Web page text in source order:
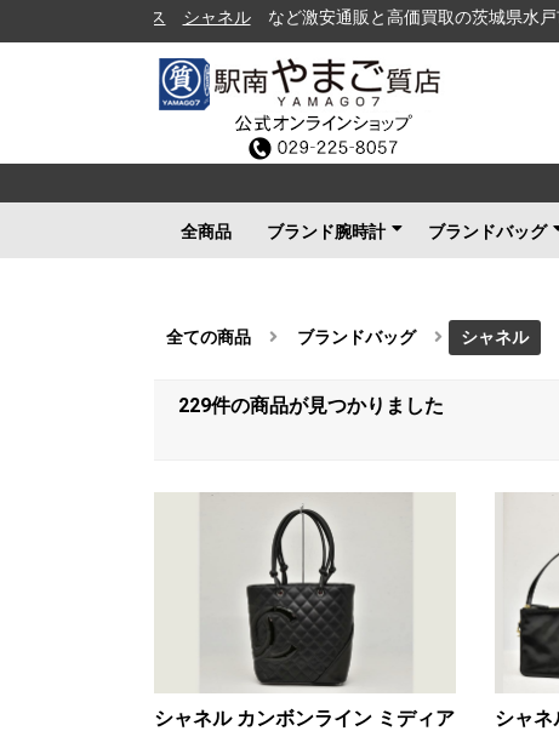
シャネル など激安通販と高価買取の茨城県水戸市の質屋
全商品 ブランド腕時計 ブランドバッグ
全ての商品 ブランドバッグ シャネル
229件の商品が見つかりました
シャネル カンボンライン ミディア
シャネ